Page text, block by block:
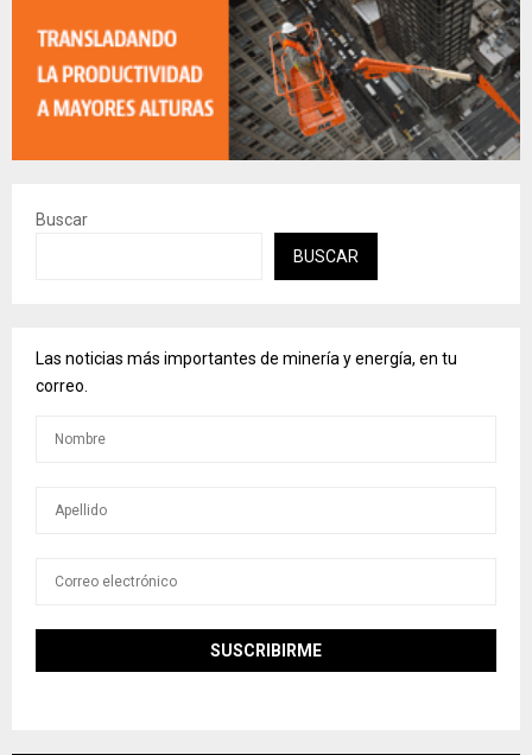
Buscar
BUSCAR
Las noticias más importantes de minería y energía, en tu
correo.